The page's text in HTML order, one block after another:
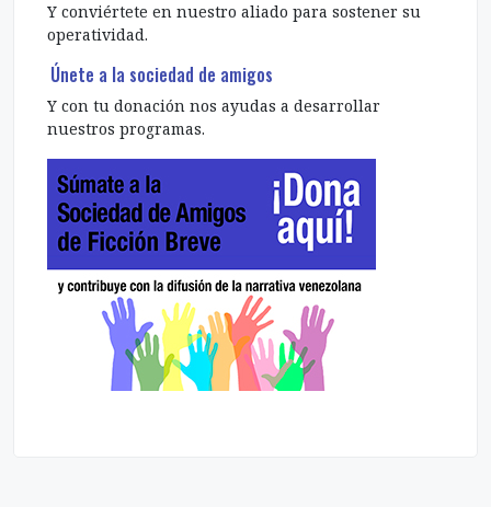
Y conviértete en nuestro aliado para sostener su
operatividad.
Únete a la sociedad de amigos
Y con tu donación nos ayudas a desarrollar
nuestros programas.